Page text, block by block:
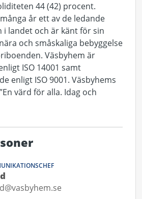
44 (42) procent.
år ett av de ledande
i landet och är känt för sin
och småskaliga bebyggelse
Väsbyhem är
ISO 14001 samt
enligt ISO 9001. Väsbyhems
värd för alla. Idag och